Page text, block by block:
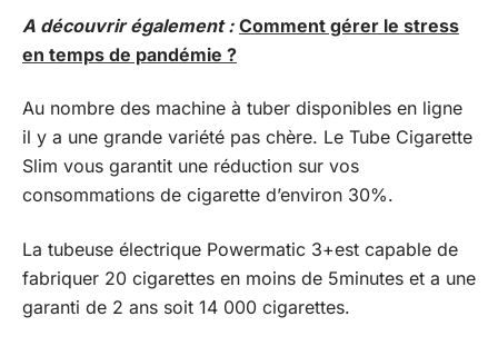
A découvrir également : Comment gérer le stress
en temps de pandémie ?
Au nombre des machine à tuber disponibles en ligne
il y a une grande variété pas chère. Le Tube Cigarette
Slim vous garantit une réduction sur vos
consommations de cigarette d’environ 30%.
La tubeuse électrique Powermatic 3+est capable de
fabriquer 20 cigarettes en moins de 5minutes et a une
garanti de 2 ans soit 14 000 cigarettes.